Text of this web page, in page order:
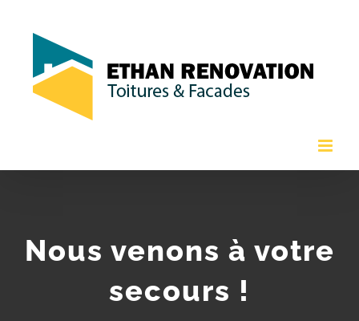
contenu
Nous venons à votre
secours !